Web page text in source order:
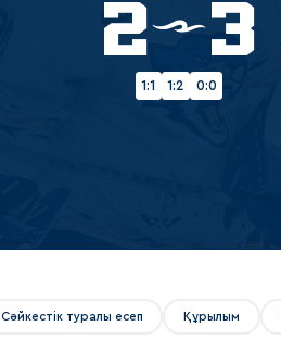
2 3
1:1 1:2 0:0
Сәйкестік туралы есеп Құрылым